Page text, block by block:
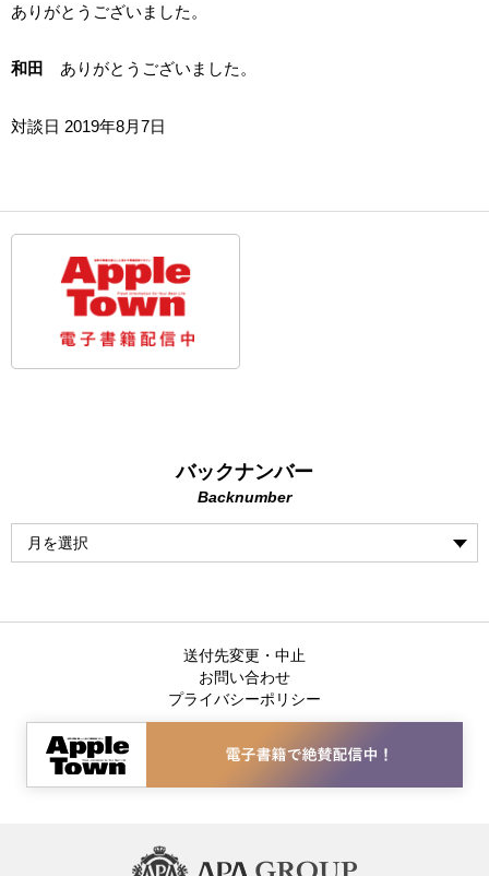
ありがとうございました。
和田 ありがとうございました。
対談日 2019年8月7日
バックナンバー
Backnumber
送付先変更・中止
お問い合わせ
プライバシーポリシー